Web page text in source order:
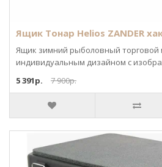
Ящик Тонар Helios ZANDER
Ящик зимний рыболовный торговой
индивидуальным дизайном с
5 391р.
7 900р.